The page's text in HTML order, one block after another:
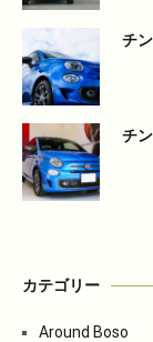
チ
チ
カテゴリー
Around Boso